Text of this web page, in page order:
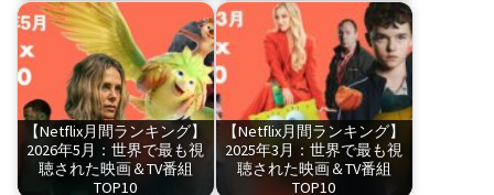
【Netflix月間ランキング】
2026年5月：世界で最も視
聴された映画＆TV番組
TOP10
【Netflix月間ランキング】
2025年3月：世界で最も視
聴された映画＆TV番組
TOP10